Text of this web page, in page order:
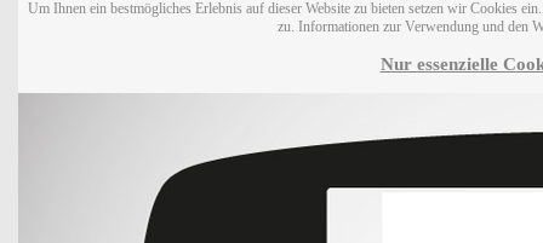
Um Ihnen ein bestmögliches Erlebnis auf dieser Website zu bieten setzen wir Cookies
zu. Informationen zur Verwendung und den
Nur essenzielle